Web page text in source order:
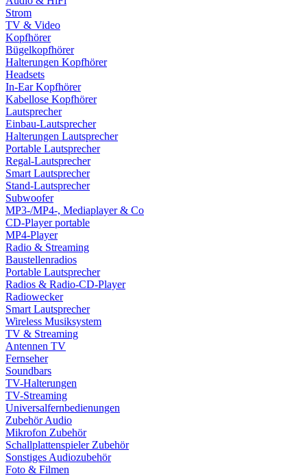
Strom
TV & Video
Kopfhörer
Bügelkopfhörer
Halterungen Kopfhörer
Headsets
In-Ear Kopfhörer
Kabellose Kopfhörer
Lautsprecher
Einbau-Lautsprecher
Halterungen Lautsprecher
Portable Lautsprecher
Regal-Lautsprecher
Smart Lautsprecher
Stand-Lautsprecher
Subwoofer
MP3-/MP4-, Mediaplayer & Co
CD-Player portable
MP4-Player
Radio & Streaming
Baustellenradios
Portable Lautsprecher
Radios & Radio-CD-Player
Radiowecker
Smart Lautsprecher
Wireless Musiksystem
TV & Streaming
Antennen TV
Fernseher
Soundbars
TV-Halterungen
TV-Streaming
Universalfernbedienungen
Zubehör Audio
Mikrofon Zubehör
Schallplattenspieler Zubehör
Sonstiges Audiozubehör
Foto & Filmen